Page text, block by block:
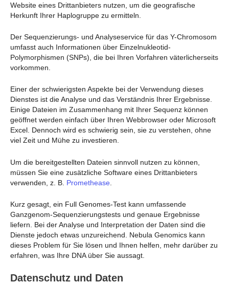
Website eines Drittanbieters nutzen, um die geografische
Herkunft Ihrer Haplogruppe zu ermitteln.
Der Sequenzierungs- und Analyseservice für das Y-Chromosom
umfasst auch Informationen über Einzelnukleotid-
Polymorphismen (SNPs), die bei Ihren Vorfahren väterlicherseits
vorkommen.
Einer der schwierigsten Aspekte bei der Verwendung dieses
Dienstes ist die Analyse und das Verständnis Ihrer Ergebnisse.
Einige Dateien im Zusammenhang mit Ihrer Sequenz können
geöffnet werden einfach über Ihren Webbrowser oder Microsoft
Excel. Dennoch wird es schwierig sein, sie zu verstehen, ohne
viel Zeit und Mühe zu investieren.
Um die bereitgestellten Dateien sinnvoll nutzen zu können,
müssen Sie eine zusätzliche Software eines Drittanbieters
verwenden, z. B. Promethease
Kurz gesagt, ein Full Genomes-Test kann umfassende
Ganzgenom-Sequenzierungstests und genaue Ergebnisse
liefern. Bei der Analyse und Interpretation der Daten sind die
Dienste jedoch etwas unzureichend. Nebula Genomics kann
dieses Problem für Sie lösen und Ihnen helfen, mehr darüber zu
erfahren, was Ihre DNA über Sie aussagt.
Datenschutz und Daten